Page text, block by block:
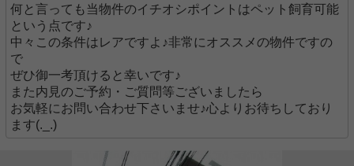
何と言っても当物件のイチオシポイントはペット飼育可能
という点です♪
中々この条件はレアですよ♪非常にオススメの物件ですの
で
ぜひ御一考頂けると幸いです♪
また内見のご予約・ご質問等ございましたら
お気軽にお問い合わせ下さいませ♪心よりお待ちしており
ます(._.)